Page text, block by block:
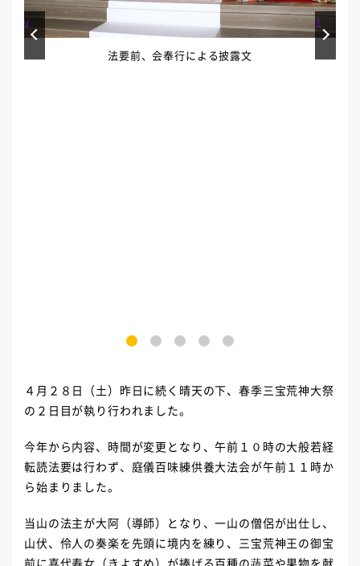
法要前、会奉行による披露文
3 4 5
Prev Next
４月２８日（土）昨日に続く晴天の下、春季三宝荒神大祭
の２日目が執り行われました。
今年から内容、時間が変更となり、午前１０時の大般若経
転読法要は行わず、庭儀百味練供養大法会が午前１１時か
ら始まりました。
当山の法主が大阿（導師）となり、一山の僧侶が出仕し、
山伏、伶人の奏楽を先頭に境内を練り、三宝荒神王の御宝
前に喜代寿女（きよすめ）が捧げる百種の蔬菜や果物を献